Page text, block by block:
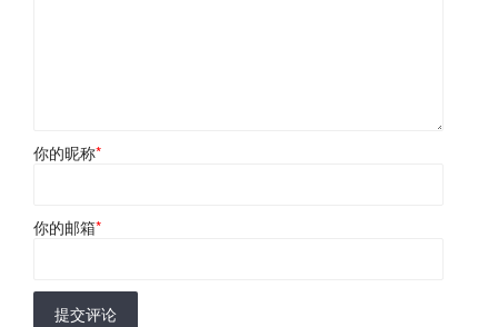
你的昵称*
你的邮箱*
提交评论